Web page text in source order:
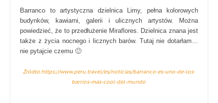
Barranco to artystyczna dzielnica Limy, pełna kolorowych
budynków, kawiarni, galerii i ulicznych artystów. Można
powiedzieć, że to przedłużenie Miraflores. Dzielnica znana jest
także z życia nocnego i licznych barów. Tutaj nie dotarłam…
nie pytajcie czemu 🙂
Źródło:https://www.peru.travel/es/noticias/barranco-es-uno-de-los-
barrios-mas-cool-del-mundo